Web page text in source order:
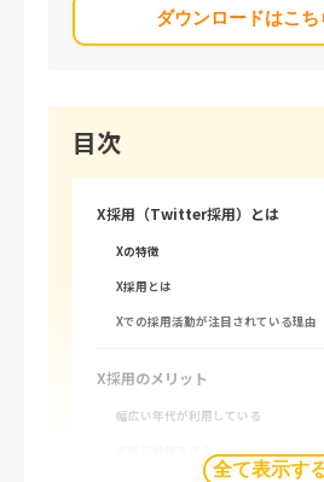
ダウンロードはこち
目次
X採用（Twitter採用）とは
Xの特徴
X採用とは
Xでの採用活動が注目されている理由
X採用のメリット
幅広い年代が利用している
全て表示す